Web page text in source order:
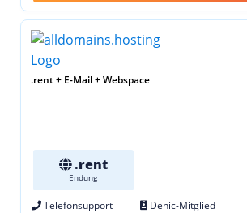
.rent + E-Mail + Webspace
.rent
Endung
Telefonsupport Denic-Mitglied